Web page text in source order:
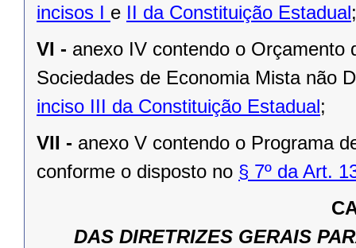
incisos I e II da Constituição Estadual;
VI - anexo IV contendo o Orçamento
Sociedades de Economia Mista não
inciso III da Constituição Estadual;
VII - anexo V contendo o Programa
conforme o disposto no § 7º da Art.
DAS DIRETRIZES GERAIS